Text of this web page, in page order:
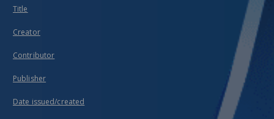
Title
Creator
Contributor
Publisher
Date issued/created